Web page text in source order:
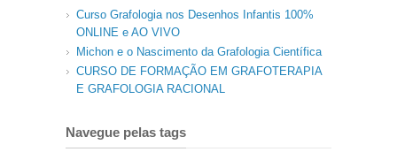
Curso Grafologia nos Desenhos Infantis 100%
ONLINE e AO VIVO
Michon e o Nascimento da Grafologia Científica
CURSO DE FORMAÇÃO EM GRAFOTERAPIA
E GRAFOLOGIA RACIONAL
Navegue pelas tags